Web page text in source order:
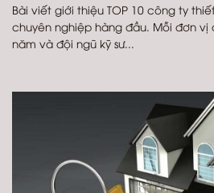
Bài viết giới thiệu TOP 10 công ty
chuyên nghiệp hàng đầu. Mỗi đơn vị
năm và đội ngũ kỹ sư...